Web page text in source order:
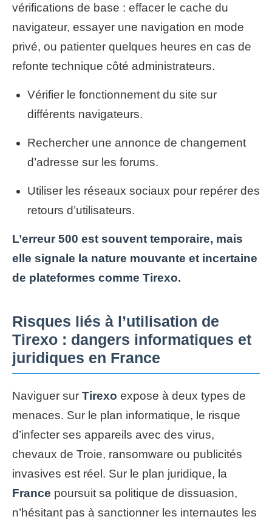
vérifications de base : effacer le cache du
navigateur, essayer une navigation en mode
privé, ou patienter quelques heures en cas de
refonte technique côté administrateurs.
Vérifier le fonctionnement du site sur
différents navigateurs.
Rechercher une annonce de changement
d’adresse sur les forums.
Utiliser les réseaux sociaux pour repérer des
retours d’utilisateurs.
L’erreur 500 est souvent temporaire, mais
elle signale la nature mouvante et incertaine
de plateformes comme Tirexo.
Risques liés à l’utilisation de
Tirexo : dangers informatiques et
juridiques en France
Naviguer sur Tirexo expose à deux types de
menaces. Sur le plan informatique, le risque
d’infecter ses appareils avec des virus,
chevaux de Troie, ransomware ou publicités
invasives est réel. Sur le plan juridique, la
France poursuit sa politique de dissuasion,
n’hésitant pas à sanctionner les internautes les